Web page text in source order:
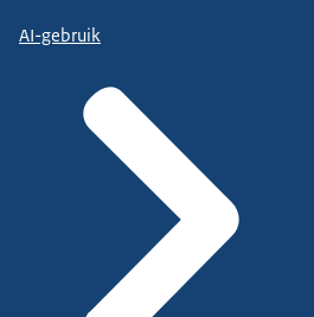
AI-gebruik